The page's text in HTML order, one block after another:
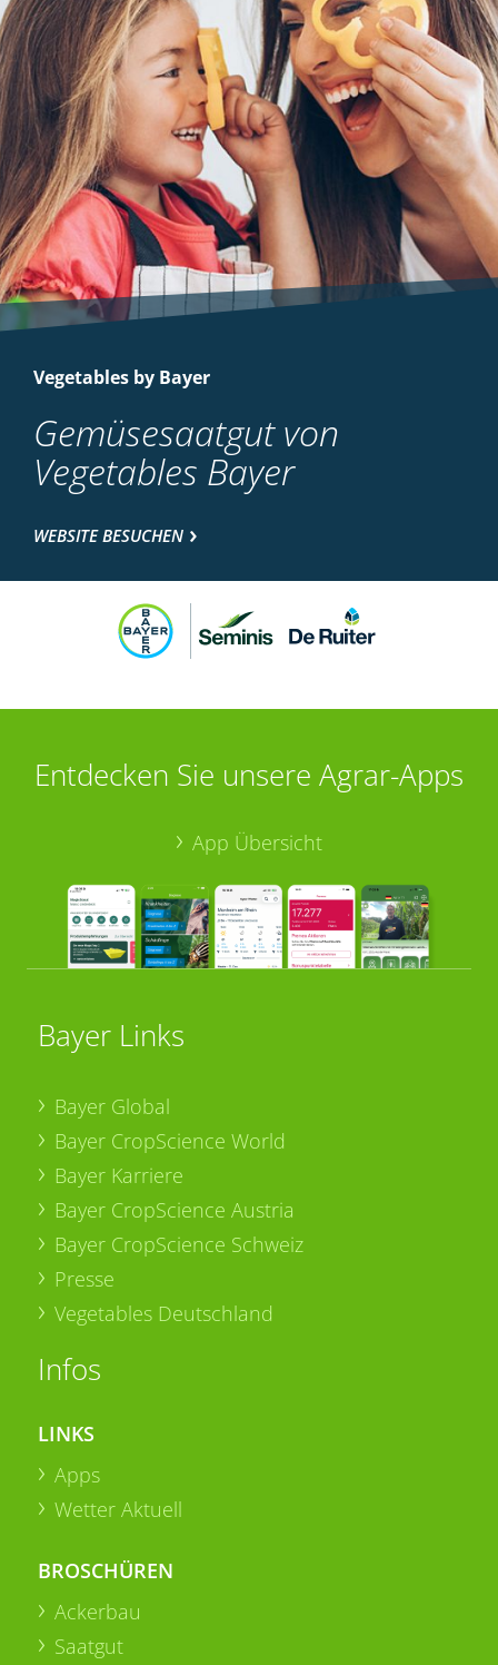
Vegetables by Bayer
Gemüsesaatgut von
Vegetables Bayer
WEBSITE BESUCHEN
Entdecken Sie unsere Agrar-Apps
App Übersicht
Bayer Links
Bayer Global
Bayer CropScience World
Bayer Karriere
Bayer CropScience Austria
Bayer CropScience Schweiz
Presse
Vegetables Deutschland
Infos
LINKS
Apps
Wetter Aktuell
BROSCHÜREN
Ackerbau
Saatgut